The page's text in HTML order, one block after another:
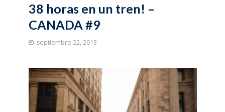
38 horas en un tren! –
CANADA #9
septiembre 22, 2013